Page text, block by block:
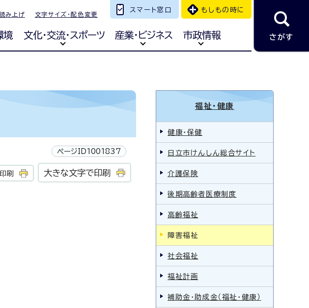
み上げ 文字サイズ・配色変更
スマート窓口 もしもの時に
境 文化・交流・スポーツ 産業・ビジネス 市政情報 さがす
ページID1001837
印刷 大きな文字で印刷
福祉・健康
健康・保健
日立市けんしん総合サイト
介護保険
後期高齢者医療制度
高齢福祉
障害福祉
社会福祉
福祉計画
補助金・助成金（福祉・健康）